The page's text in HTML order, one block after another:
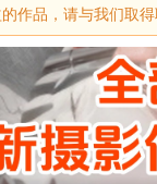
作品，请与我们取